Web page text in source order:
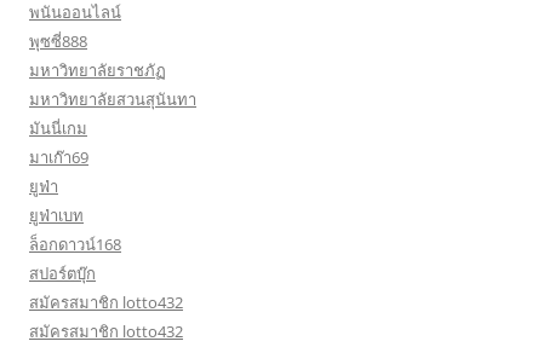
พนันออนไลน์
พุซซี่888
มหาวิทยาลัยราชภัฏ
มหาวิทยาลัยสวนสุนันทา
มันนี่เกม
มาเก๊า69
ยูฟ่า
ยูฟ่าเบท
ล็อกดาวน์168
สปอร์ตบุ๊ก
สมัครสมาชิก lotto432
สมัครสมาชิก lotto432